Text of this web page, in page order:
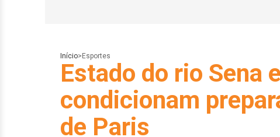
Início> Esportes
Estado do rio Sena
condicionam
de Paris